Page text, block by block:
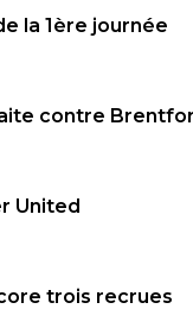
la 1ère journée
contre
United
trois recrues